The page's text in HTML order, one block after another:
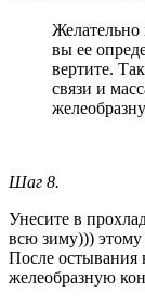
Желательно
вы ее
вертите.
связи и
Шаг 8.
Унесите в
всю зиму)))
После остывания
желеобразную